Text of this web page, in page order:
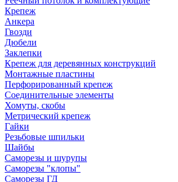
Крепеж
Анкера
Гвозди
Дюбели
Заклепки
Крепеж для деревянных конструкций
Монтажные пластины
Перфорированный крепеж
Соединительные элементы
Хомуты, скобы
Метрический крепеж
Гайки
Резьбовые шпильки
Шайбы
Саморезы и шурупы
Саморезы "клопы"
Саморезы ГД